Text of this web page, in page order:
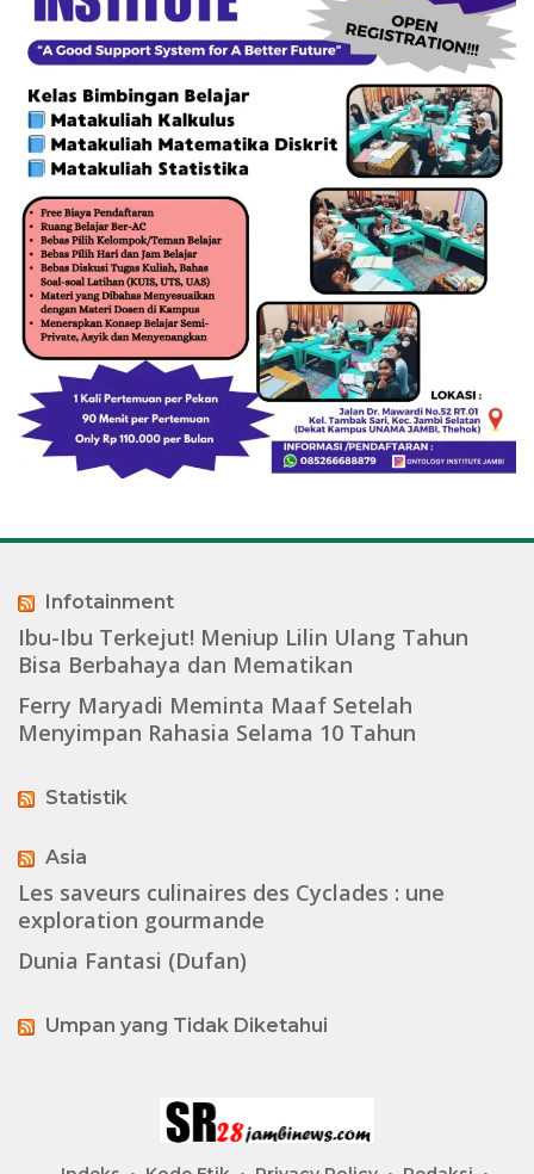
Infotainment
Ibu-Ibu Terkejut! Meniup Lilin Ulang Tahun
Bisa Berbahaya dan Mematikan
Ferry Maryadi Meminta Maaf Setelah
Menyimpan Rahasia Selama 10 Tahun
Statistik
Asia
Les saveurs culinaires des Cyclades : une
exploration gourmande
Dunia Fantasi (Dufan)
Umpan yang Tidak Diketahui